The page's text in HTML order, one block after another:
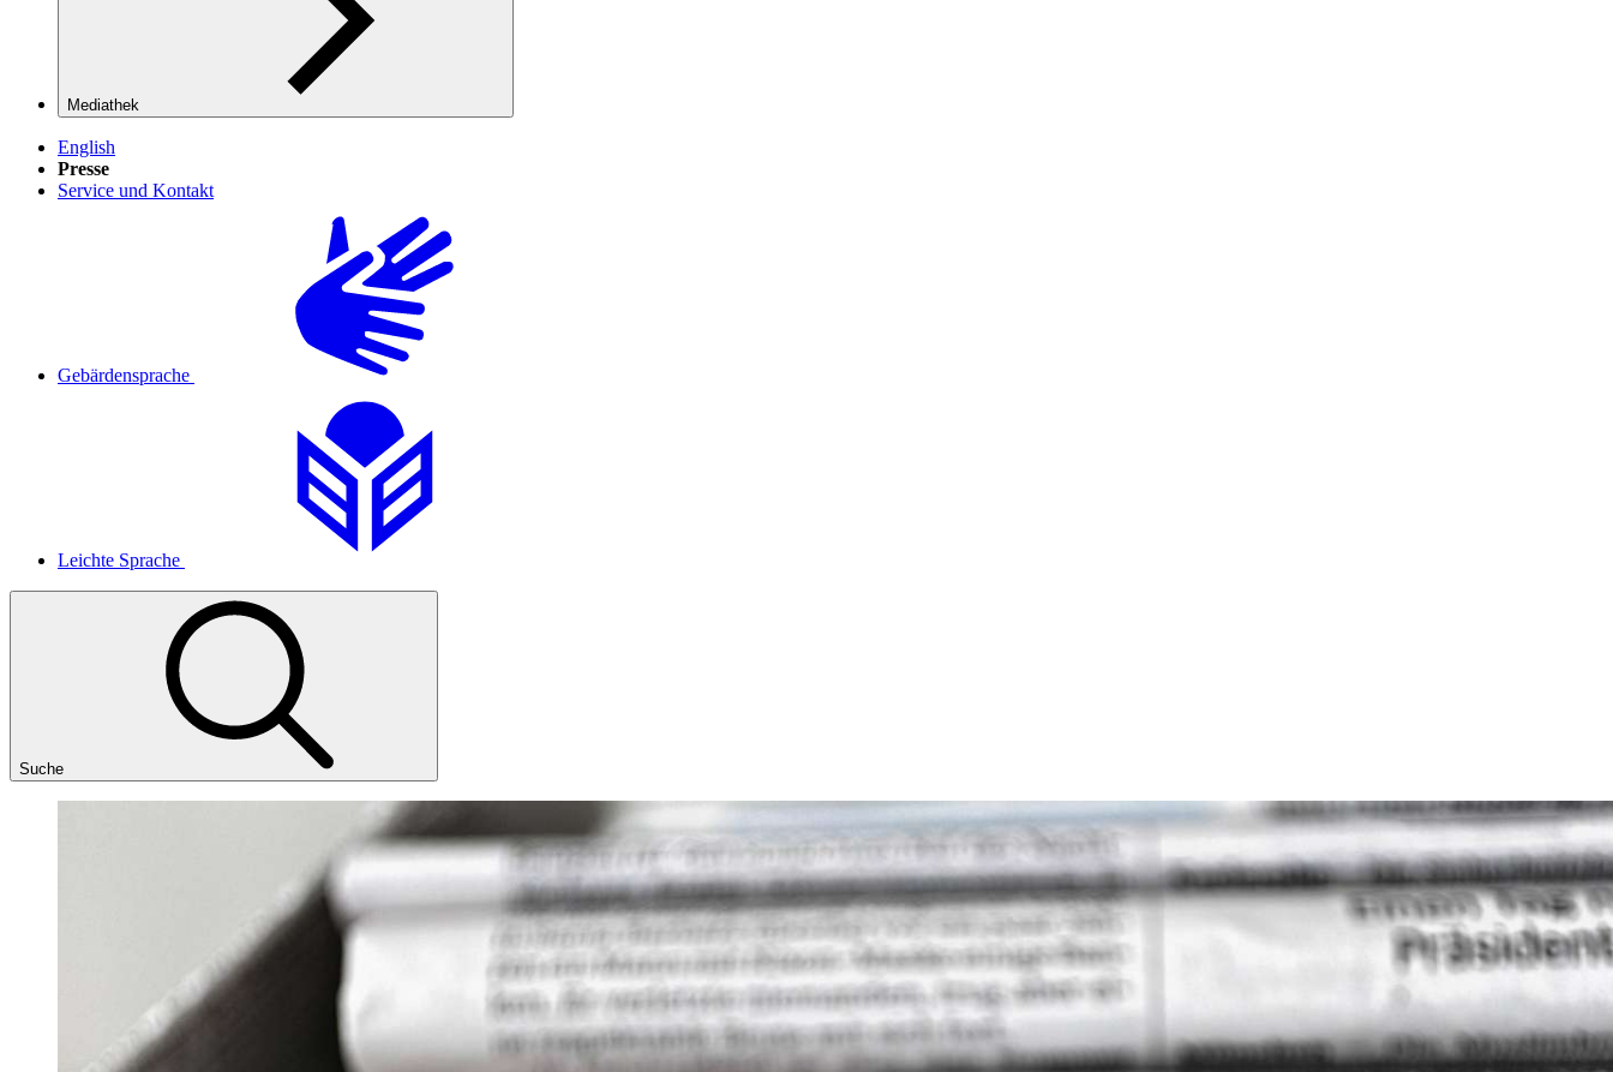
Mediathek
English
Presse
Service und Kontakt
Gebärdensprache
Leichte Sprache
Suche